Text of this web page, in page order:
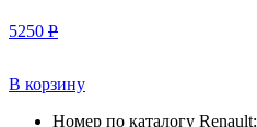
5250 Р
В корзину
Номер по каталогу Renault: